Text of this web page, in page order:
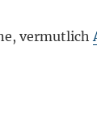
vermutlich